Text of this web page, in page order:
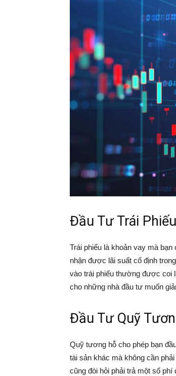
Đầu Tư Trái Phiếu
Trái phiếu là khoản vay mà
nhận được lãi suất cố định
vào trái phiếu thường được coi
cho những nhà đầu tư muốn
Đầu Tư Quỹ
Quỹ tương hỗ cho phép bạn
tài sản khác mà không cần
cũng đòi hỏi phải trả một số